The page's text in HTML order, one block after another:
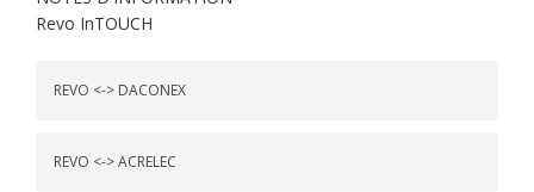
Revo InTOUCH
REVO <-> DACONEX
REVO <-> ACRELEC